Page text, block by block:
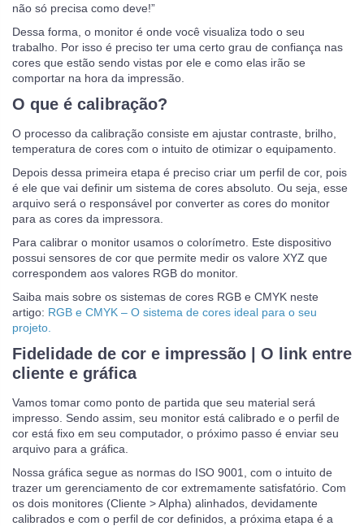
não só precisa como deve!”
Dessa forma, o monitor é onde você visualiza todo o seu
trabalho. Por isso é preciso ter uma certo grau de confiança nas
cores que estão sendo vistas por ele e como elas irão se
comportar na hora da impressão.
O que é calibração?
O processo da calibração consiste em ajustar contraste, brilho,
temperatura de cores com o intuito de otimizar o equipamento.
Depois dessa primeira etapa é preciso criar um perfil de cor, pois
é ele que vai definir um sistema de cores absoluto. Ou seja, esse
arquivo será o responsável por converter as cores do monitor
para as cores da impressora.
Para calibrar o monitor usamos o colorímetro. Este dispositivo
possui sensores de cor que permite medir os valore XYZ que
correspondem aos valores RGB do monitor.
Saiba mais sobre os sistemas de cores RGB e CMYK neste
artigo: RGB e CMYK – O sistema de cores ideal para o seu
projeto.
Fidelidade de cor e impressão | O link entre
cliente e gráfica
Vamos tomar como ponto de partida que seu material será
impresso. Sendo assim, seu monitor está calibrado e o perfil de
cor está fixo em seu computador, o próximo passo é enviar seu
arquivo para a gráfica.
Nossa gráfica segue as normas do ISO 9001, com o intuito de
trazer um gerenciamento de cor extremamente satisfatório. Com
os dois monitores (Cliente > Alpha) alinhados, devidamente
calibrados e com o perfil de cor definidos, a próxima etapa é a